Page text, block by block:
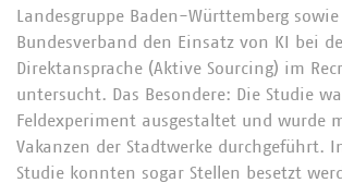
Landesgruppe Baden-Württemberg sowie
Bundesverband den Einsatz von KI bei
Direktansprache (Aktive Sourcing) im
untersucht. Das Besondere: Die Studie
Feldexperiment ausgestaltet und wurde
Vakanzen der Stadtwerke durchgeführt.
Studie konnten sogar Stellen besetzt